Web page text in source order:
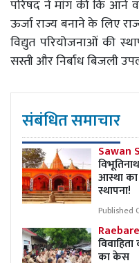
परिषद ने मांग की कि आने
ऊर्जा राज्य बनाने के लिए
विद्युत परियोजनाओं की
सस्ती और निर्बाध बिजली
संबंधित समाचार
Sawan
आस्था
स्थापना!
Published
का केस